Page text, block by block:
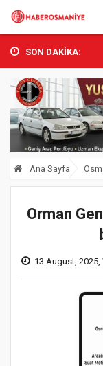
SON DAKİKA:
Orman Yangını
Ana Sayfa
Orman
13 August,